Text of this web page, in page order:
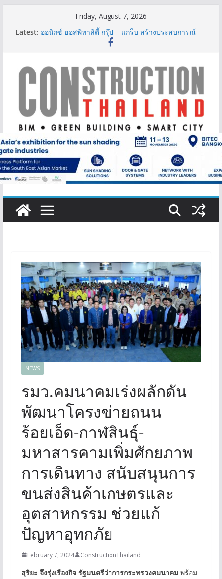
Friday, August 7, 2026
Latest: ออนิกซ์ ฮอสพิทาลิตี้ กรุ๊ป – แกร็บ สร้างประสบการณ์
การเดินทางที่สะดวกยิ่งขึ้น ภายใต้แนวคิด “More of
Construction & Mining” ขับเคลื่อนอุตสาหกรรม
ก่อสร้างและเหมืองแร่สู่สังคมคาร์บอนต่ำอย่างยั่งยืน
ลลิล พร็อพเพอร์ตี้ ก้าวสู่ปีที่ 40 ยึดลูกค้าเป็นศูนย์กลาง
เดินหน้าสร้างการเติบโตอย่างยั่งยืน
IHG Hotels & Resorts เปิดตัว ฮอลิเดย์ อินน์ เอ็กซ์เพรส
ผู้เชี่ยวชาญด้านวิศวกรรมโครงสร้างเสนอแผนปฏิรูป
มาตรฐานตั้งแต่การออกแบบถึงการตรวจสอบอาคารไทย
รับมือแผ่นดินไหว
NEWS
รมว.คมนาคมเร่งผลักดัน
พัฒนาโครงข่ายถนน
ร้อยเอ็ด-กาฬสินธุ์-
มหาสารคามเพิ่มศักยภาพ
การเดินทาง สนับสนุนการ
ขนส่งสินค้าเกษตรและ
อุตสาหกรรม ช่วยแก้
ปัญหาอุทกภัย
February 7, 2024 ConstructionThailand
สุริยะ จึงรุ่งเรืองกิจ รัฐมนตรีว่าการกระทรวงคมนาคม พร้อม